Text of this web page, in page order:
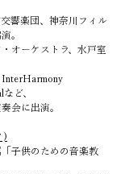
楽団、神奈川フィル
。
ケストラ、水戸室
ど、
に出演。
)
供のための音楽教